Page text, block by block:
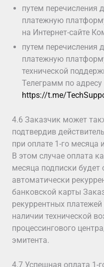
путем перечисления
платежную
на Интернет-сайте
путем перечисления
платежную
технической
Телеграмм по адресу
https://t.me/
4.6 Заказчик может
подтвердив
при оплате 1-го месяца
В этом случае оплата
месяца подписки будет
автоматически
банковской карты
рекуррентных
наличии технической
процессингового
эмитента.
4.7 Успешная оплата 1-